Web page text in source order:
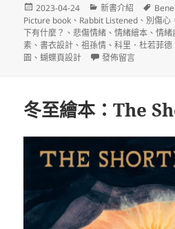
發
佈
日
期:
2023-04-24
分
類
新書介紹
標
籤
Picture book 、 Rabbit Listened 、 別傷心
下有什麼？ 、悲傷情緒 、情緒繪本 、情緒
素 、書衣設計 、祖孫情 、科里．杜若菲德
園 、蝴蝶頁設計 在〈暖心情緒主題
發佈留言
冬至繪本：The